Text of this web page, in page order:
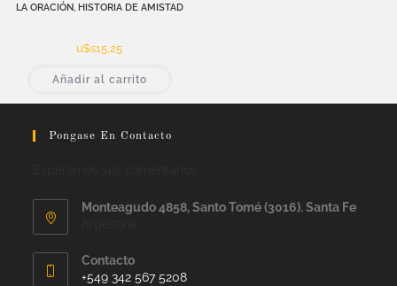
LA ORACIÓN, HISTORIA DE AMISTAD
u$s15,25
Añadir al carrito
Pongase En Contacto
Monteagudo 4858, Santo Tomé (3016). Santa Fe
Contacto
+549 342 567 5208